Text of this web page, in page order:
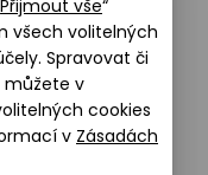
Přijmout vše“
všech volitelných
Spravovat či
můžete v
cookies
v Zásadách